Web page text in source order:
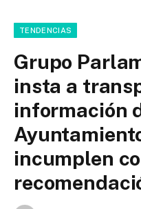
TENDENCIAS
Grupo
insta a
información
incumplen